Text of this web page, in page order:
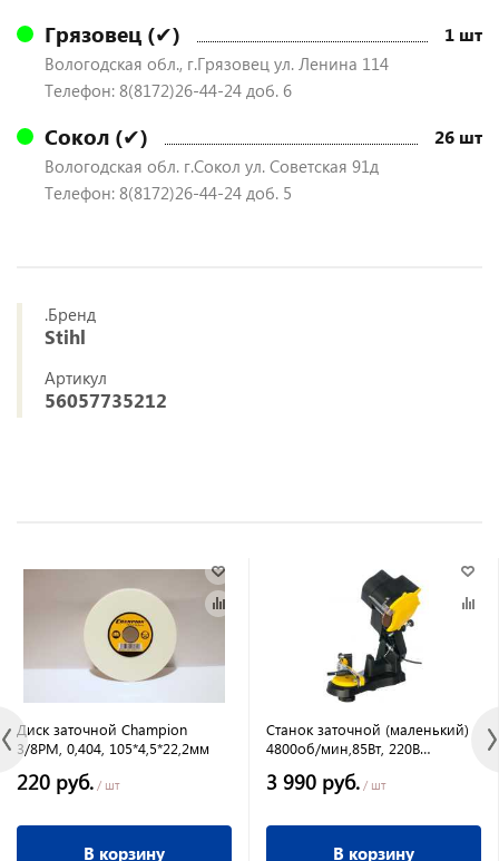
Грязовец (✔) 1 шт
Вологодская обл., г.Грязовец ул. Ленина 114
Телефон: 8(8172)26-44-24 доб. 6
Сокол (✔) 26 шт
Вологодская обл. г.Сокол ул. Советская 91д
Телефон: 8(8172)26-44-24 доб. 5
.Бренд
Stihl
Артикул
56057735212
Диск заточной Champion
3/8РМ, 0,404, 105*4,5*22,2мм
220 руб. / шт
В корзину
Станок заточной (маленький)
4800об/мин,85Вт, 220В
3 990 руб. / шт
В корзину